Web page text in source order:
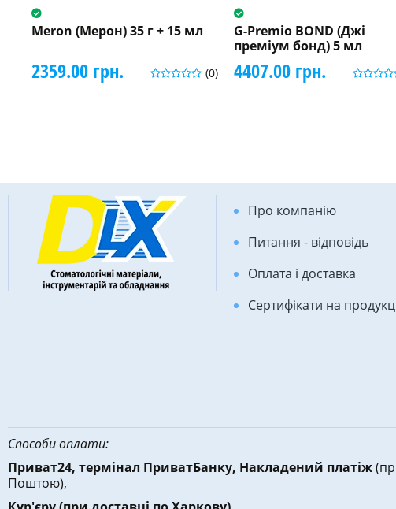
Meron (Мерон) 35 г + 15 мл
(0)
2359.00 грн.
G-Premio BOND (Джі
преміум бонд) 5 мл
4407.00 грн.
Про компанію
Питання - відповідь
Оплата і доставка
Сертифікати на
Способи оплати:
Приват24, термінал ПриватБанку, Накладений платіж
Поштою),